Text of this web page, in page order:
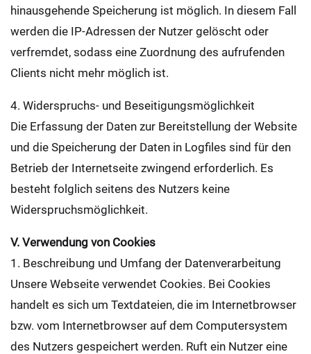
hinausgehende Speicherung ist möglich. In diesem Fall
werden die IP-Adressen der Nutzer gelöscht oder
verfremdet, sodass eine Zuordnung des aufrufenden
Clients nicht mehr möglich ist.
4. Widerspruchs- und Beseitigungsmöglichkeit
Die Erfassung der Daten zur Bereitstellung der Website
und die Speicherung der Daten in Logfiles sind für den
Betrieb der Internetseite zwingend erforderlich. Es
besteht folglich seitens des Nutzers keine
Widerspruchsmöglichkeit.
V. Verwendung von Cookies
1. Beschreibung und Umfang der Datenverarbeitung
Unsere Webseite verwendet Cookies. Bei Cookies
handelt es sich um Textdateien, die im Internetbrowser
bzw. vom Internetbrowser auf dem Computersystem
des Nutzers gespeichert werden. Ruft ein Nutzer eine